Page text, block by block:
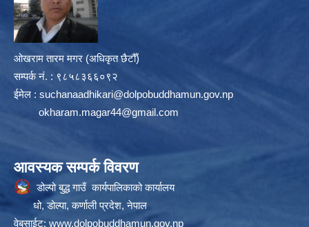
ओखराम तारम मगर (अधिकृत छैटौँ)
सम्पर्क न‌ं. : ९८५८३६६०९२
ईमेल : suchanaadhikari@dolpobuddhamun.gov.np
okharam.magar44@gmail.com
आवस्यक सम्पर्क विवरण
डोल्पो बुद्ध गाउँ कार्यपालिकाको कार्यालय
धो, डोल्पा, कर्णाली प्रदेश, नेपाल
वेबसाईट: www.dolpobuddhamun.gov.np